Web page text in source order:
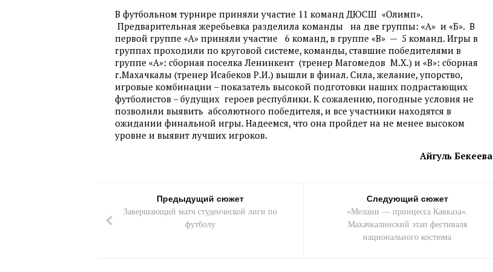
В футбольном турнире приняли участие 11 команд ДЮСШ «Олимп».
Предварительная жеребьевка разделила команды на две группы: «А» и «Б». В
первой группе «А» приняли участие 6 команд, в группе «В» — 5 команд. Игры в
группах проходили по круговой системе, команды, ставшие победителями в
группе «А»: сборная поселка Ленинкент (тренер Магомедов М.Х.) и «В»: сборная
г.Махачкалы (тренер Исабеков Р.И.) вышли в финал. Сила, желание, упорство,
игровые комбинации – показатель высокой подготовки наших подрастающих
футболистов – будущих героев республики. К сожалению, погодные условия не
позволили выявить абсолютного победителя, и все участники находятся в
ожидании финальной игры. Надеемся, что она пройдет на не менее высоком
уровне и выявит лучших игроков.
Айгуль Бекеева
Предыдущий сюжет
Завершающий матч студенческой лиги по
футболу
Следующий сюжет
«Мелани — принцесса Кавказа».
Махачкалинский этап фестиваля
национального костюма